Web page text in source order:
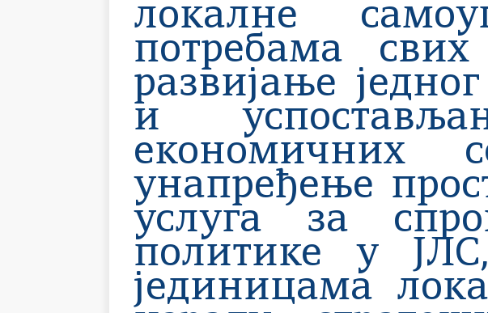
локалне
потребама свих
развијање
и
економичних
унапређење
услуга за
политике у
јединицама